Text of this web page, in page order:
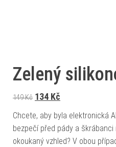
Zelený
149Kč Původní cena byla: 149
134 Kč
Chcete, aby byla elektronická
bezpečí před pády a
okoukaný vzhled? V obou